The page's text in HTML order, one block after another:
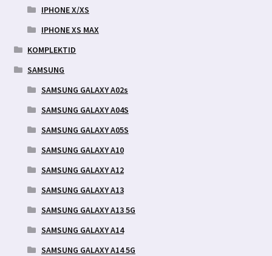
IPHONE X/XS
IPHONE XS MAX
KOMPLEKTID
SAMSUNG
SAMSUNG GALAXY A02s
SAMSUNG GALAXY A04S
SAMSUNG GALAXY A05S
SAMSUNG GALAXY A10
SAMSUNG GALAXY A12
SAMSUNG GALAXY A13
SAMSUNG GALAXY A13 5G
SAMSUNG GALAXY A14
SAMSUNG GALAXY A14 5G